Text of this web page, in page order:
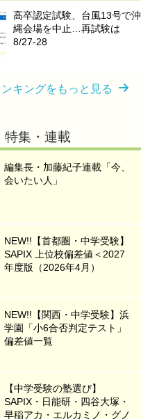
高卒認定試験、台風13号で沖
縄会場を中止…再試験は
8/27-28
キングをもっと見る
特集・連載
編集長・加藤紀子連載「今、
会いたい人」
NEW!!【首都圏・中学受験】
SAPIX 上位校偏差値＜2027
年度版（2026年4月）
NEW!!【関西・中学受験】浜
学園「小6合否判定テスト」
偏差値一覧
【中学受験の塾選び】
SAPIX・日能研・四谷大塚・
早稲アカ・エルカミノ・グノ